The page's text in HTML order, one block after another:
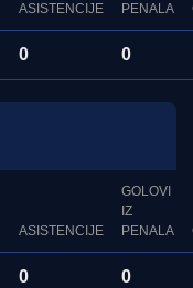
ASISTENCIJE
PENALA
0 0
ASISTENCIJE
GOLOVI
IZ
PENALA
0 0